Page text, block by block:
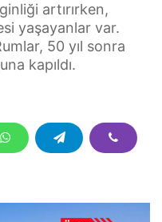
artırırken,
yaşayanlar var.
50 yıl sonra
kapıldı.